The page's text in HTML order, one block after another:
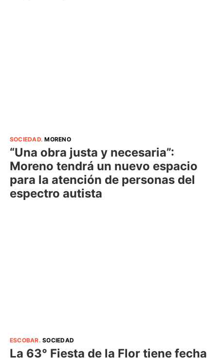
SOCIEDAD.MORENO
“Una obra justa y necesaria”:
Moreno tendrá un nuevo espacio
para la atención de personas del
espectro autista
ESCOBAR.SOCIEDAD
La 63° Fiesta de la Flor tiene fecha